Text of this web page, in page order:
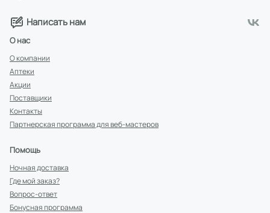
Написать нам
О нас
О компании
Аптеки
Акции
Поставщики
Контакты
Партнерская программа для веб-мастеров
Помощь
Ночная доставка
Где мой заказ?
Вопрос-ответ
Бонусная программа